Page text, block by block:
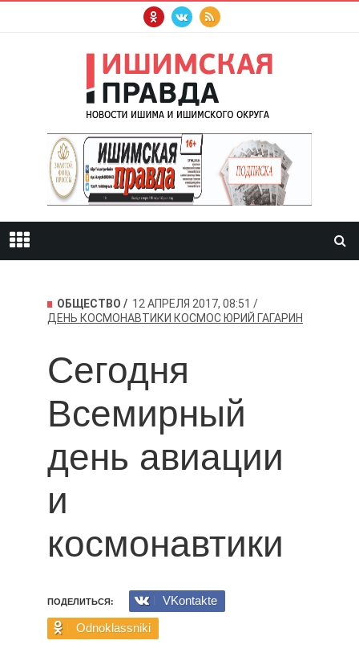
ОБЩЕСТВО
12 АПРЕЛЯ 2017, 08:51
ДЕНЬ КОСМОНАВТИКИ КОСМОС ЮРИЙ ГАГАРИН
Сегодня
Всемирный
день авиации
и
космонавтики
ПОДЕЛИТЬСЯ:
VKontakte
Odnoklassniki